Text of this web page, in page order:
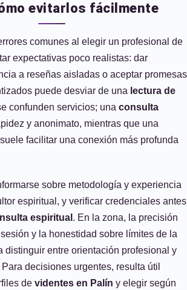
evitarlos fácilmente
comunes al elegir un profesional de
expectativas poco realistas: dar
a reseñas aisladas o aceptar promesas
puede desviar de una lectura de
confunden servicios; una consulta
y anonimato, mientras que una
suele facilitar una conexión más profunda
sobre metodología y experiencia
espiritual, y verificar credenciales antes
espiritual . En la zona, la precisión
y la honestidad sobre límites de la
distinguir entre orientación profesional y
decisiones urgentes, resulta útil
de videntes en Palín y elegir según